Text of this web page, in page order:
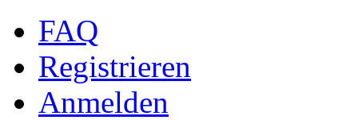
FAQ
Registrieren
Anmelden